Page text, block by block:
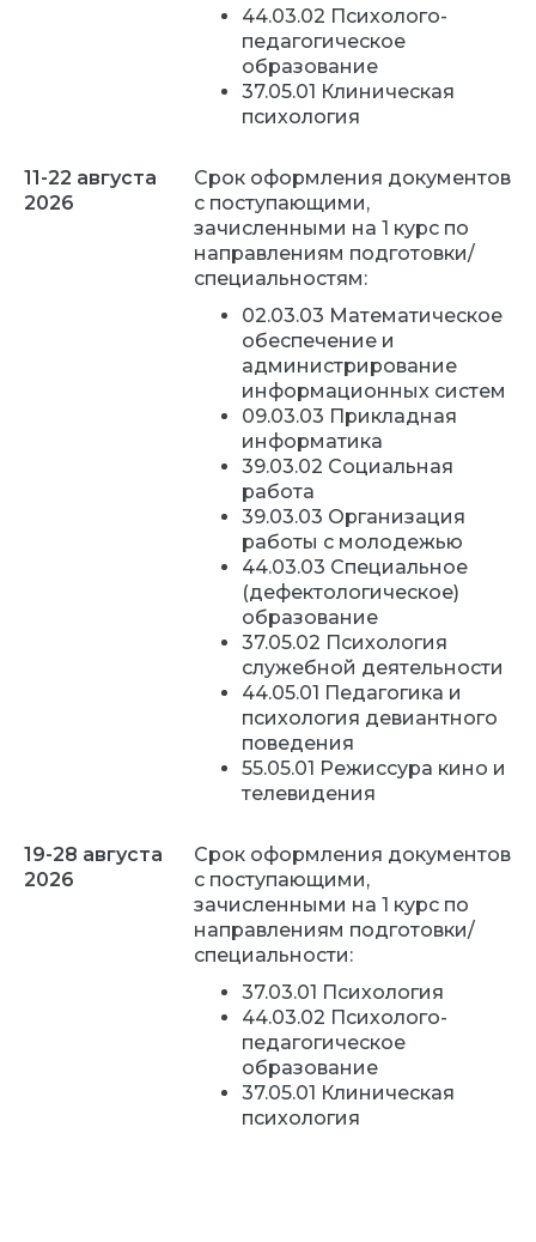
44.03.02 Психолого-
педагогическое
образование
37.05.01 Клиническая
психология
11-22 августа
2026
Срок оформления документов
с поступающими,
зачисленными на 1 курс по
направлениям подготовки/
специальностям:
02.03.03 Математическое
обеспечение и
администрирование
информационных систем
09.03.03 Прикладная
информатика
39.03.02 Социальная
работа
39.03.03 Организация
работы с молодежью
44.03.03 Специальное
(дефектологическое)
образование
37.05.02 Психология
служебной деятельности
44.05.01 Педагогика и
психология девиантного
поведения
55.05.01 Режиссура кино и
телевидения
19-28 августа
2026
Срок оформления документов
с поступающими,
зачисленными на 1 курс по
направлениям подготовки/
специальности:
37.03.01 Психология
44.03.02 Психолого-
педагогическое
образование
37.05.01 Клиническая
психология